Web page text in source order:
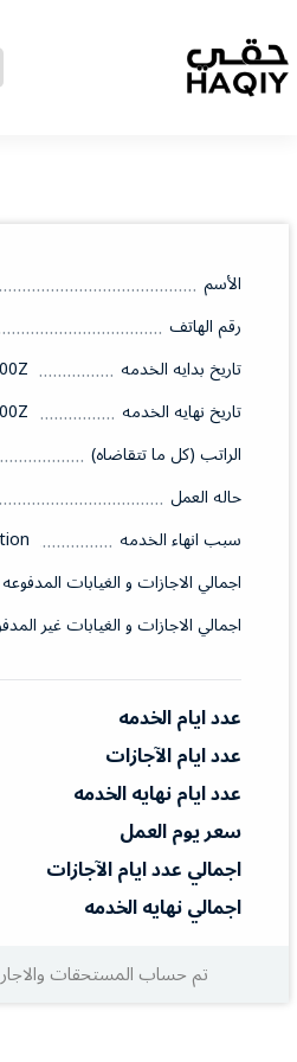
الأسم
رقم الهاتف
تاريخ بدايه الخدمه
تاريخ نهايه الخدمه
الراتب (كل ما تتقاضاه)
حاله العمل
سبب انهاء الخدمه
اجمالي الاجازات و الغيابات المدفوعه
اجمالي الاجازات و الغيابات غير
عدد ايام الخدمه
عدد ايام الآجازات
عدد ايام نهايه الخدمه
سعر يوم العمل
اجمالي عدد ايام الآجازات
اجمالي نهايه الخدمه
تم حساب المستحقات